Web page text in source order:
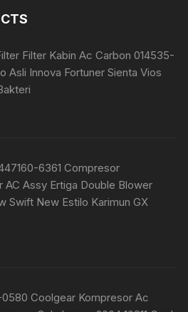
Filter Kabin Ac Carbon 014535-
Asli Innova Fortuner Sienta Vios
6361 Compresor
AC Assy Ertiga Double Blower
Swift New Estilo Karimun GX
Coolgear Kompresor Ac